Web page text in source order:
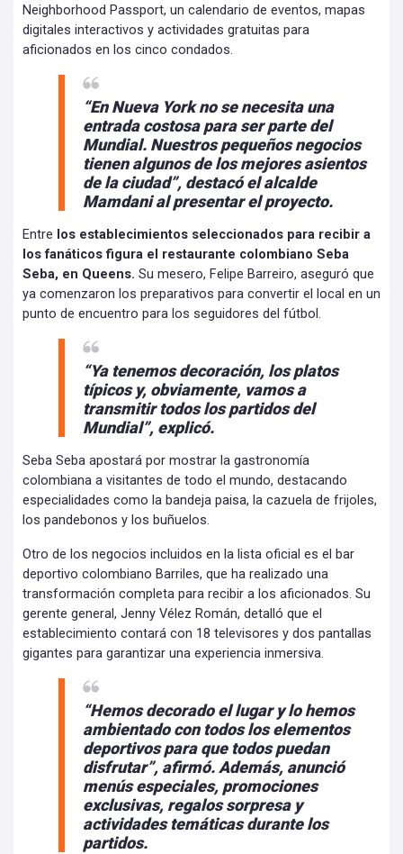
Neighborhood Passport, un calendario de eventos, mapas
digitales interactivos y actividades gratuitas para
aficionados en los cinco condados.
“En Nueva York no se necesita una
entrada costosa para ser parte del
Mundial. Nuestros pequeños negocios
tienen algunos de los mejores asientos
de la ciudad”, destacó el alcalde
Mamdani al presentar el proyecto.
Entre los establecimientos seleccionados para recibir a
los fanáticos figura el restaurante colombiano Seba
Seba, en Queens. Su mesero, Felipe Barreiro, aseguró que
ya comenzaron los preparativos para convertir el local en un
punto de encuentro para los seguidores del fútbol.
“Ya tenemos decoración, los platos
típicos y, obviamente, vamos a
transmitir todos los partidos del
Mundial”, explicó.
Seba Seba apostará por mostrar la gastronomía
colombiana a visitantes de todo el mundo, destacando
especialidades como la bandeja paisa, la cazuela de frijoles,
los pandebonos y los buñuelos.
Otro de los negocios incluidos en la lista oficial es el bar
deportivo colombiano Barriles, que ha realizado una
transformación completa para recibir a los aficionados. Su
gerente general, Jenny Vélez Román, detalló que el
establecimiento contará con 18 televisores y dos pantallas
gigantes para garantizar una experiencia inmersiva.
“Hemos decorado el lugar y lo hemos
ambientado con todos los elementos
deportivos para que todos puedan
disfrutar”, afirmó. Además, anunció
menús especiales, promociones
exclusivas, regalos sorpresa y
actividades temáticas durante los
partidos.